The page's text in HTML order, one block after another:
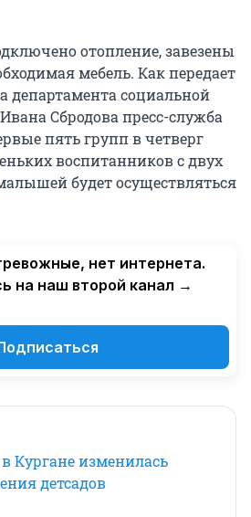
отопление, завезены
мебель. Как передает
департамента социальной
Сбродова пресс-служба
пять групп в четверг
воспитанников с двух
будет осуществляться
нет интернета.
на наш второй канал →
Кургане изменилась
детсадов